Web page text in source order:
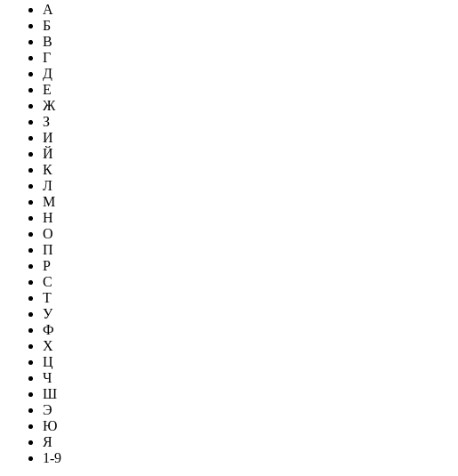
А
Б
В
Г
Д
Е
Ж
З
И
Й
К
Л
М
Н
О
П
Р
С
Т
У
Ф
Х
Ц
Ч
Ш
Э
Ю
Я
1-9